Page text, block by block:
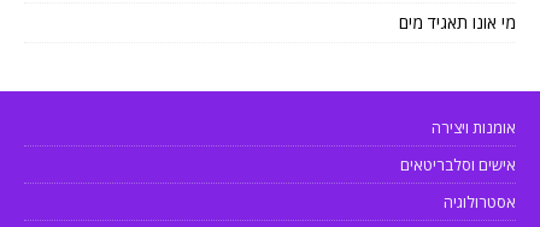
מי אונו תאגיד מים
אומנות ויצירה
אישים וסלבריטאים
אסטרולוגיה